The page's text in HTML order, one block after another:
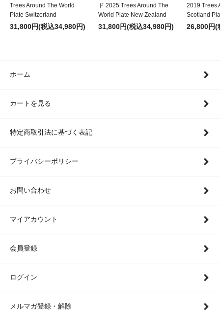
Trees Around The World
Plate Switzerland
31,800円(税込34,980円)
ド 2025 Trees Around The
World Plate New Zealand
31,800円(税込34,980円)
2019 Trees
Scotland
26,800円(
ホーム
カートを見る
特定商取引法に基づく表記
プライバシーポリシー
お問い合わせ
マイアカウント
会員登録
ログイン
メルマガ登録・解除